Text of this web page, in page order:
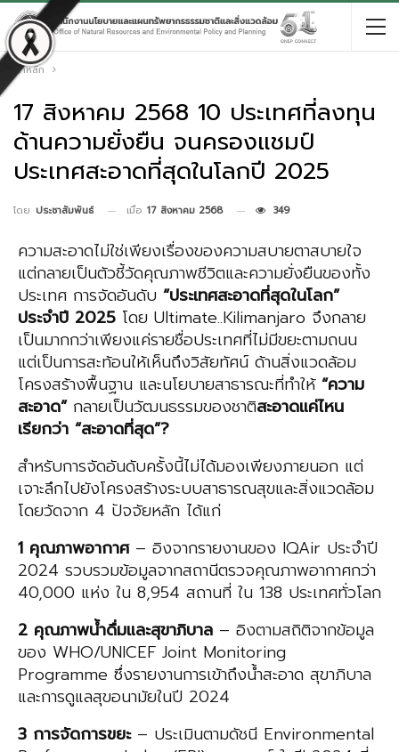
หน้าหลัก
17 สิงหาคม 2568 10 ประเทศที่ลงทุน
ด้านความยั่งยืน จนครองแชมป์
ประเทศสะอาดที่สุดในโลกปี 2025
โดย ประชาสัมพันธ์ เมื่อ 17 สิงหาคม 2568 349
ความสะอาดไม่ใช่เพียงเรื่องของความสบายตาสบายใจ
แต่กลายเป็นตัวชี้วัดคุณภาพชีวิตและความยั่งยืนของทั้ง
ประเทศ การจัดอันดับ “ประเทศสะอาดที่สุดในโลก”
ประจำปี 2025 โดย Ultimate..Kilimanjaro จึงกลาย
เป็นมากกว่าเพียงแค่รายชื่อประเทศที่ไม่มีขยะตามถนน
แต่เป็นการสะท้อนให้เห็นถึงวิสัยทัศน์ ด้านสิ่งแวดล้อม
โครงสร้างพื้นฐาน และนโยบายสาธารณะที่ทำให้ “ความ
สะอาด” กลายเป็นวัฒนธรรมของชาติสะอาดแค่ไหน
เรียกว่า “สะอาดที่สุด”?
สำหรับการจัดอันดับครั้งนี้ไม่ได้มองเพียงภายนอก แต่
เจาะลึกไปยังโครงสร้างระบบสาธารณสุขและสิ่งแวดล้อม
โดยวัดจาก 4 ปัจจัยหลัก ได้แก่
1 คุณภาพอากาศ– อิงจากรายงานของ IQAir ประจำปี
2024 รวบรวมข้อมูลจากสถานีตรวจคุณภาพอากาศกว่า
40,000 แห่ง ใน 8,954 สถานที่ ใน 138 ประเทศทั่วโลก
2 คุณภาพน้ำดื่มและสุขาภิบาล – อิงตามสถิติจากข้อมูล
ของ WHO/UNICEF Joint Monitoring
Programme ซึ่งรายงานการเข้าถึงน้ำสะอาด สุขาภิบาล
และการดูแลสุขอนามัยในปี 2024
3 การจัดการขยะ– ประเมินตามดัชนี Environmental